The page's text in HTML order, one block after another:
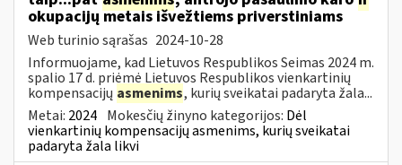
okupacijų metais išvežtiems priverstiniams
Web turinio sąrašas 2024-10-28
Informuojame, kad Lietuvos Respublikos Seimas 2024 m.
spalio 17 d. priėmė Lietuvos Respublikos vienkartinių
kompensacijų asmenims, kurių sveikatai padaryta žala...
Metai: 2024 Mokesčių žinyno kategorijos: Dėl
vienkartinių kompensacijų asmenims, kurių sveikatai
padaryta žala likvi